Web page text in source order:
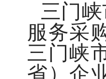
三门
服务采
三门峡
省）企